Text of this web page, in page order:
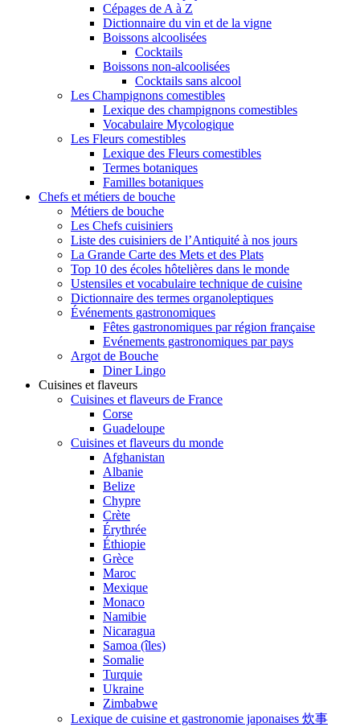
Cépages de A à Z
Dictionnaire du vin et de la vigne
Boissons alcoolisées
Cocktails
Boissons non-alcoolisées
Cocktails sans alcool
Les Champignons comestibles
Lexique des champignons comestibles
Vocabulaire Mycologique
Les Fleurs comestibles
Lexique des Fleurs comestibles
Termes botaniques
Familles botaniques
Chefs et métiers de bouche
Métiers de bouche
Les Chefs cuisiniers
Liste des cuisiniers de l’Antiquité à nos jours
La Grande Carte des Mets et des Plats
Top 10 des écoles hôtelières dans le monde
Ustensiles et vocabulaire technique de cuisine
Dictionnaire des termes organoleptiques
Événements gastronomiques
Fêtes gastronomiques par région française
Evénements gastronomiques par pays
Argot de Bouche
Diner Lingo
Cuisines et flaveurs
Cuisines et flaveurs de France
Corse
Guadeloupe
Cuisines et flaveurs du monde
Afghanistan
Albanie
Belize
Chypre
Crète
Érythrée
Éthiopie
Grèce
Maroc
Mexique
Monaco
Namibie
Nicaragua
Samoa (îles)
Somalie
Turquie
Ukraine
Zimbabwe
Lexique de cuisine et gastronomie japonaises 炊事